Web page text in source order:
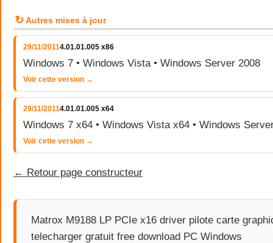
↻ Autres mises à jour
29/11/20114.01.01.005 x86
Windows 7 • Windows Vista • Windows Server 2008
Voir cette version →
29/11/20114.01.01.005 x64
Windows 7 x64 • Windows Vista x64 • Windows
Voir cette version →
← Retour page constructeur
Matrox M9188 LP PCIe x16 driver pilote carte
telecharger gratuit free download PC Windows